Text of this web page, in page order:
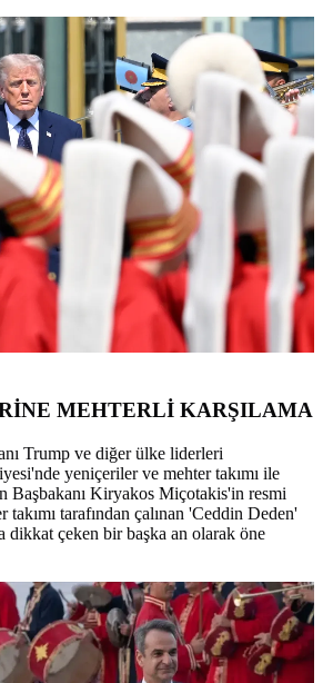
MEHTERLİ KARŞILAMA
Trump ve diğer ülke liderleri
yeniçeriler ve mehter takımı ile
Başbakanı Kiryakos Miçotakis'in resmi
takımı tarafından çalınan 'Ceddin Deden'
dikkat çeken bir başka an olarak öne